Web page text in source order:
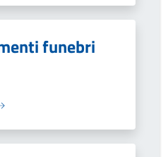
funebri